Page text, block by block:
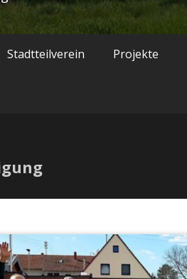
Stadtteilverein Projekte